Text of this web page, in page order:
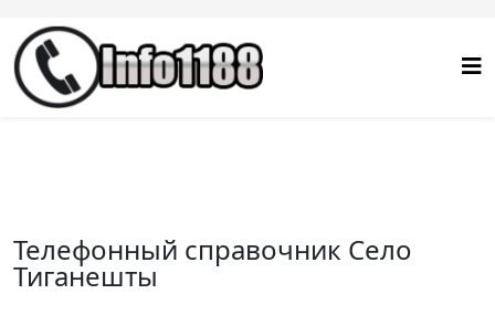
Телефонный справочник Село
Тиганешты